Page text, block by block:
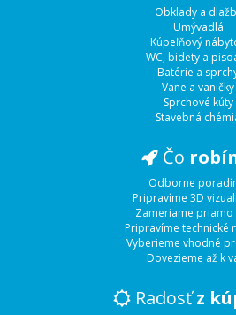
Obklady a
Umývadlá
Kúpeľňový
WC, bidety a
Batérie a
Vane a vaničky
Sprchové kúty
Stavebná
Čo
Odborne
Pripravíme 3D
Zameriame priamo
Pripravíme technické
Vyberieme vhodné
Dovezieme až k
Radosťz